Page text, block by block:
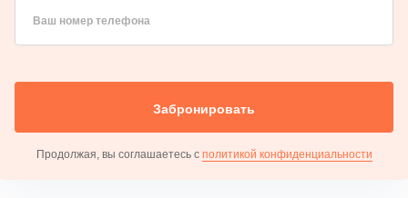
Ваш номер телефона
Забронировать
Продолжая, вы соглашаетесь с политикой конфиденциальности